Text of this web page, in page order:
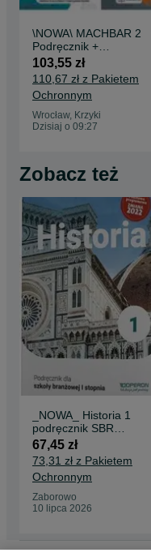
\NOWA\ MACHBAR 2
Podręcznik +
Ćwiczenia DRACO
103,55 zł
110,67 zł z Pakietem
Ochronnym
Wrocław, Krzyki
Dzisiaj o 09:27
Zobacz też
_NOWA_ Historia 1
podręcznik SBR
Branżowa OPERON
Ustrzycki ZMIANA
2022
67,45 zł
73,31 zł z Pakietem
Ochronnym
Zaborowo
10 lipca 2026